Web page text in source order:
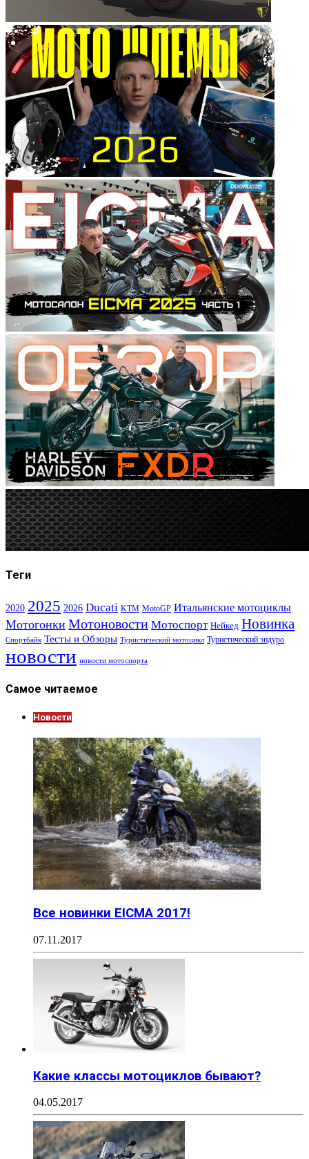
Теги
2020 2025 2026 Ducati KTM MotoGP Итальянские мотоциклы
Мотогонки Мотоновости Мотоспорт Нейкед Новинка
Спортбайк Тесты и Обзоры Туристический мотоцикл Туристический эндуро
новости новости мотоспорта
Самое читаемое
Новости
Все новинки EICMA 2017!
07.11.2017
Какие классы мотоциклов бывают?
04.05.2017